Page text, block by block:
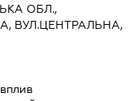
ОБЛ.,
ВУЛ.ЦЕНТРАЛЬНА,